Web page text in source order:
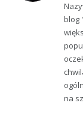
blog
na